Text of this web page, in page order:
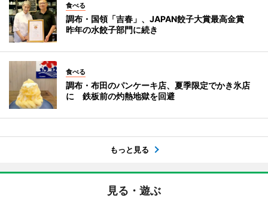
食べる
調布・国領「吉春」、JAPAN餃子大賞最高金賞
昨年の水餃子部門に続き
食べる
調布・布田のパンケーキ店、夏季限定でかき氷店
に 鉄板前の灼熱地獄を回避
もっと見る
見る・遊ぶ